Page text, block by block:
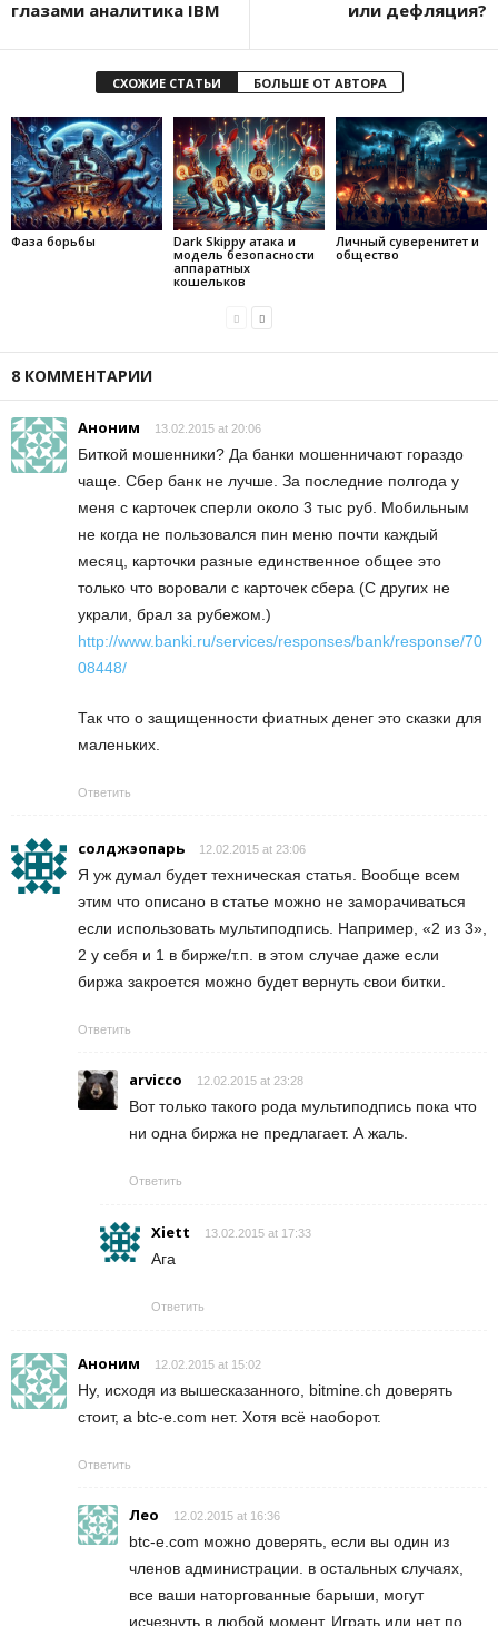
глазами аналитика IBM или дефляция?
СХОЖИЕ СТАТЬИ БОЛЬШЕ ОТ АВТОРА
Фаза борьбы
Dark Skippy атака и
модель безопасности
аппаратных
кошельков
Личный суверенитет и
общество
8 КОММЕНТАРИИ
Аноним 13.02.2015 at 20:06
Биткой мошенники? Да банки мошенничают гораздо
чаще. Сбер банк не лучше. За последние полгода у
меня с карточек сперли около 3 тыс руб. Мобильным
не когда не пользовался пин меню почти каждый
месяц, карточки разные единственное общее это
только что воровали с карточек сбера (С других не
украли, брал за рубежом.)
http://www.banki.ru/services/responses/bank/response/70
08448/
Так что о защищенности фиатных денег это сказки для
маленьких.
Ответить
солджэопарь 12.02.2015 at 23:06
Я уж думал будет техническая статья. Вообще всем
этим что описано в статье можно не заморачиваться
если использовать мультиподпись. Например, «2 из 3»,
2 у себя и 1 в бирже/т.п. в этом случае даже если
биржа закроется можно будет вернуть свои битки.
Ответить
arvicco 12.02.2015 at 23:28
Вот только такого рода мультиподпись пока что
ни одна биржа не предлагает. А жаль.
Ответить
Xiett 13.02.2015 at 17:33
Ага
Ответить
Аноним 12.02.2015 at 15:02
Ну, исходя из вышесказанного, bitmine.ch доверять
стоит, а btc-e.com нет. Хотя всё наоборот.
Ответить
Лео 12.02.2015 at 16:36
btc-e.com можно доверять, если вы один из
членов администрации. в остальных случаях,
все ваши наторгованные барыши, могут
исчезнуть в любой момент. Играть или нет по